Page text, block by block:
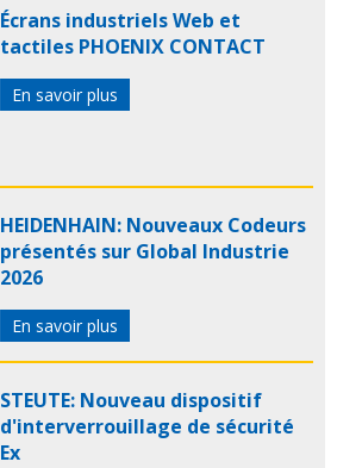
Écrans industriels Web et
tactiles PHOENIX CONTACT
En savoir plus
HEIDENHAIN: Nouveaux Codeurs
présentés sur Global Industrie
2026
En savoir plus
STEUTE: Nouveau dispositif
d'interverrouillage de sécurité
Ex